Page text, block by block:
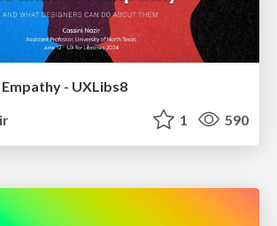
- UXLibs8
1 590